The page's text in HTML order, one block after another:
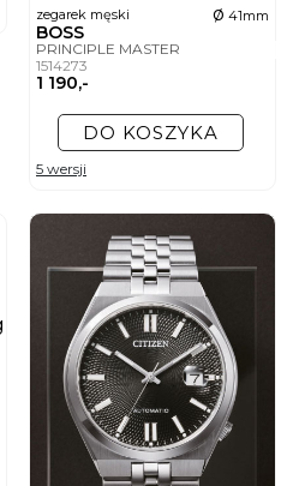
zegarek męski ø 41mm
BOSS
PRINCIPLE MASTER
1514273
1 190,-
DO KOSZYKA
5 wersji